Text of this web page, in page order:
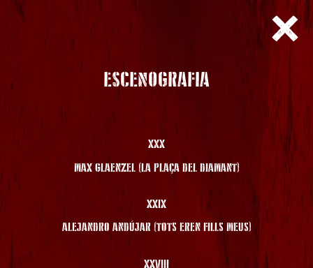
ESCENOGRAFIA
XXX
MAX GLAENZEL (LA PLAÇA DEL DIAMANT)
XXIX
ALEJANDRO ANDÚJAR (TOTS EREN FILLS MEUS)
XXVIII